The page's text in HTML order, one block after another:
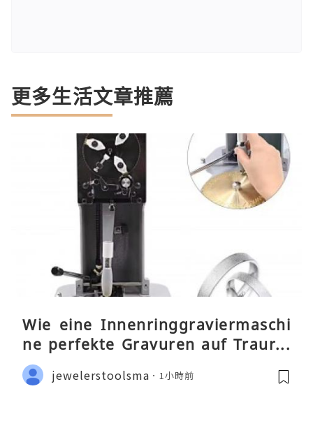
更多生活文章推薦
Wie eine Innenringgraviermaschi
ne perfekte Gravuren auf Traurin
gen ermöglicht
jewelerstoolsma 1小時前